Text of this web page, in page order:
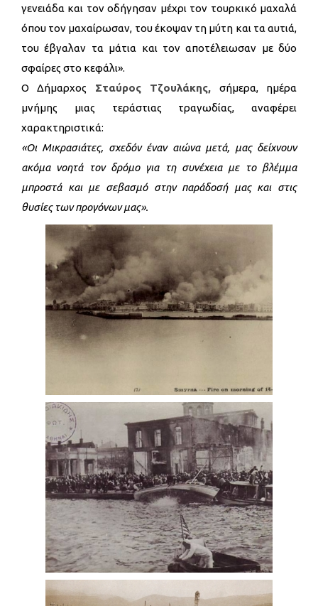
γενειάδα και τον οδήγησαν μέχρι τον τουρκικό μαχαλά
όπου τον μαχαίρωσαν, του έκοψαν τη μύτη και τα αυτιά,
του έβγαλαν τα μάτια και τον αποτέλειωσαν με δύο
σφαίρες στο κεφάλι».
Ο Δήμαρχος Σταύρος Τζουλάκης, σήμερα, ημέρα
μνήμης μιας τεράστιας τραγωδίας, αναφέρει
χαρακτηριστικά:
«Οι Μικρασιάτες, σχεδόν έναν αιώνα μετά, μας δείχνουν
ακόμα νοητά τον δρόμο για τη συνέχεια με το βλέμμα
μπροστά και με σεβασμό στην παράδοσή μας και στις
θυσίες των προγόνων μας».